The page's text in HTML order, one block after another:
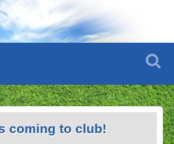
coming to club!